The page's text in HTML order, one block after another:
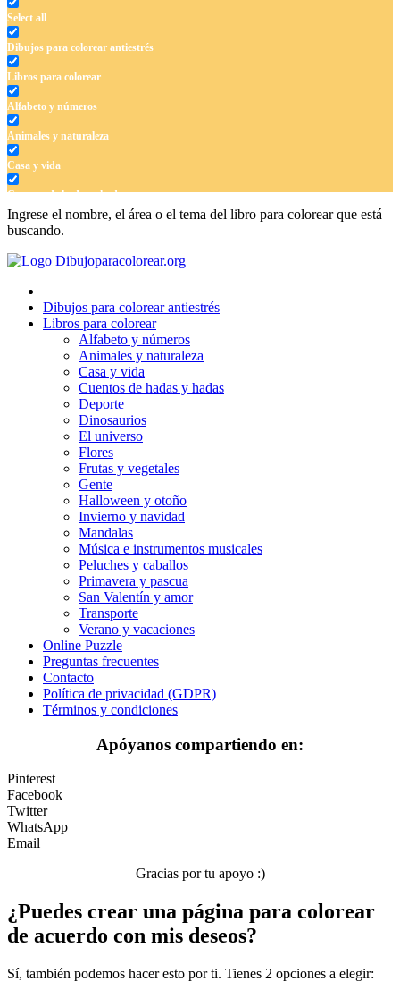
Select all
Dibujos para colorear antiestrés
Libros para colorear
Alfabeto y números
Animales y naturaleza
Casa y vida
Cuentos de hadas y hadas
Deporte
Dinosaurios
Flores
Frutas y vegetales
Halloween y otoño
Invierno y navidad
Música e instrumentos musicales
Peluches y caballos
Primavera y pascua
San Valentín y amor
Verano y vacaciones
Libros para colorear para niños
Nezaradené
Ingrese el nombre, el área o el tema del libro para colorear que está
buscando.
Dibujos para colorear antiestrés
Libros para colorear
Alfabeto y números
Animales y naturaleza
Casa y vida
Cuentos de hadas y hadas
Deporte
Dinosaurios
El universo
Flores
Frutas y vegetales
Gente
Halloween y otoño
Invierno y navidad
Mandalas
Música e instrumentos musicales
Peluches y caballos
Primavera y pascua
San Valentín y amor
Transporte
Verano y vacaciones
Online Puzzle
Preguntas frecuentes
Contacto
Política de privacidad (GDPR)
Términos y condiciones
Apóyanos compartiendo en:
Pinterest
Facebook
Twitter
WhatsApp
Email
Gracias por tu apoyo :)
¿Puedes crear una página para colorear
de acuerdo con mis deseos?
Sí, también podemos hacer esto por ti. Tienes 2 opciones a elegir: